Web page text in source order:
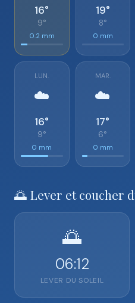
16°
9°
0.2 mm
19°
8°
0 mm
LUN.
☁️
16°
9°
0 mm
MAR.
☁️
17°
6°
0 mm
🌅 Lever et coucher
🌅
06:12
LEVER DU SOLEIL